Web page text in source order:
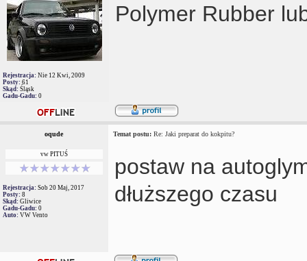
Rejestracja: Nie 12 Kwi, 2009
Posty: 61
Skąd: Śląsk
Gadu-Gadu: 0
Polymer Rubber
oqude Temat postu: Re: Jaki preparat do kokpitu?
vw PITUŚ
Rejestracja: Sob 20 Maj, 2017
Posty: 8
Skąd: Gliwice
Gadu-Gadu: 0
Auto: VW Vento
postaw na
dłuższego czasu